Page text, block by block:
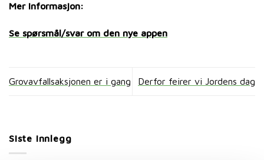
Mer informasjon:
Se spørsmål/svar om den nye appen
Grovavfallsaksjonen er i gang Derfor feirer vi Jordens dag
Siste innlegg